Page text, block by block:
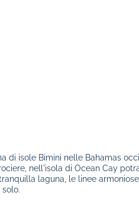
di isole Bimini nelle Bahamas
nell'isola di Ocean Cay
laguna, le linee